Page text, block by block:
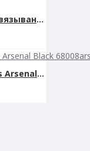
Веревка для связывания SCANDAL BDSM ROPE 10M
Гартеры Lady's Arsenal Black 68008ars